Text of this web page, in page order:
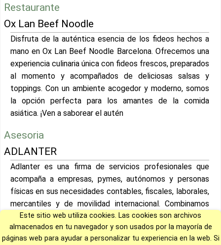
Restaurante
Ox Lan Beef Noodle
Disfruta de la auténtica esencia de los fideos hechos a
mano en Ox Lan Beef Noodle Barcelona. Ofrecemos una
experiencia culinaria única con fideos frescos, preparados
al momento y acompañados de deliciosas salsas y
toppings. Con un ambiente acogedor y moderno, somos
la opción perfecta para los amantes de la comida
asiática. ¡Ven a saborear el autén
Asesoria
ADLANTER
Adlanter es una firma de servicios profesionales que
acompaña a empresas, pymes, autónomos y personas
físicas en sus necesidades contables, fiscales, laborales,
mercantiles y de movilidad internacional. Combinamos
tecnología, especialización y un modelo de trabajo
colaborativo para ofrecer soluciones claras, cercanas y
seguras.
Este sitio web utiliza cookies. Las cookies son archivos
almacenados en tu navegador y son usados por la mayoría de
páginas web para ayudar a personalizar tu experiencia en la web. Si